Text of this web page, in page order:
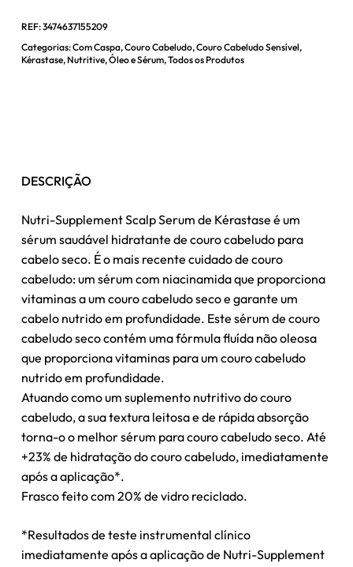
REF:3474637155209
Categorias:Com Caspa,Couro Cabeludo,Couro Cabeludo Sensível,
Kérastase,Nutritive,Óleo e Sérum,Todos os Produtos
DESCRIÇÃO
Nutri-Supplement Scalp Serum de Kérastase é um
sérum saudável hidratante de couro cabeludo para
cabelo seco. É o mais recente cuidado de couro
cabeludo: um sérum com niacinamida que proporciona
vitaminas a um couro cabeludo seco e garante um
cabelo nutrido em profundidade. Este sérum de couro
cabeludo seco contém uma fórmula fluída não oleosa
que proporciona vitaminas para um couro cabeludo
nutrido em profundidade.
Atuando como um suplemento nutritivo do couro
cabeludo, a sua textura leitosa e de rápida absorção
torna-o o melhor sérum para couro cabeludo seco. Até
+23% de hidratação do couro cabeludo, imediatamente
após a aplicação*.
Frasco feito com 20% de vidro reciclado.
*Resultados de teste instrumental clínico
imediatamente após a aplicação de Nutri-Supplement